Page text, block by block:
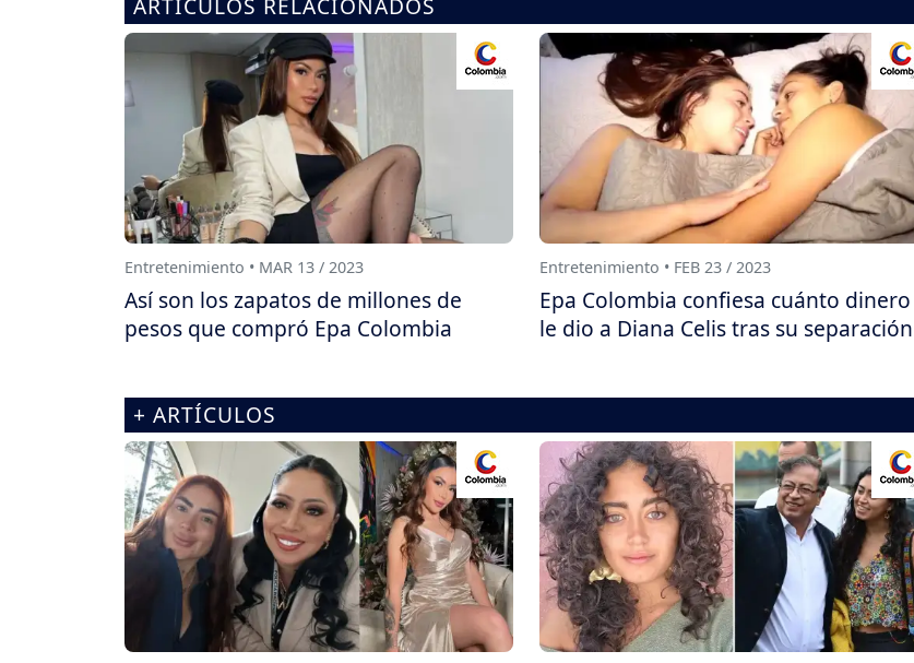
ARTÍCULOS RELACIONADOS
Entretenimiento • MAR 13 / 2023
Así son los zapatos de millones de
pesos que compró Epa Colombia
Entretenimiento • FEB 23 / 2023
Epa Colombia confiesa cuánto dinero
le dio a Diana Celis tras su separación
+ ARTÍCULOS